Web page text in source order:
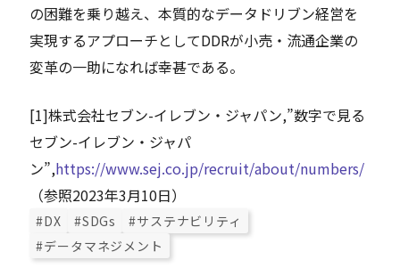
の困難を乗り越え、本質的なデータドリブン経営を
実現するアプローチとしてDDRが小売・流通企業の
変革の一助になれば幸甚である。
[1]株式会社セブン-イレブン・ジャパン,”数字で見る
セブン-イレブン・ジャパ
ン”,https://www.sej.co.jp/recruit/about/numbers/
（参照2023年3月10日）
#DX #SDGs
#サステナビリティ
#データマネジメント